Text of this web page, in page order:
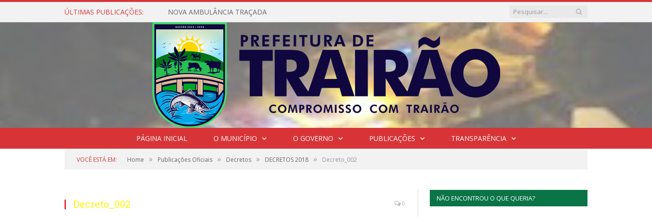
ÚLTIMAS PUBLICAÇÕES: NOVA AMBULÂNCIA TRAÇADA
PÁGINA INICIAL O MUNICÍPIO O GOVERNO PUBLICAÇÕES TRANSPARÊNCIA
VOCÊ ESTÁ EM: Home » Publicações Oficiais » Decretos » DECRETOS 2018 » Decreto_002
Decreto_002 0
NÃO ENCONTROU O QUE QUERIA?